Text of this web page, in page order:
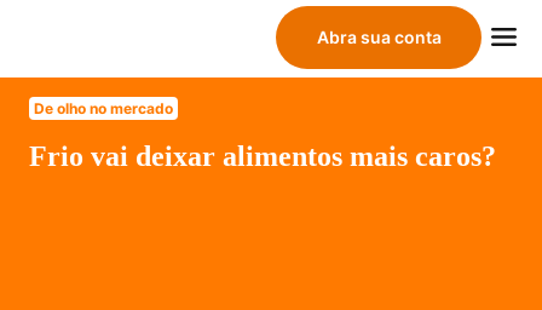
Abra sua conta
De olho no mercado
Frio vai deixar alimentos mais caros?